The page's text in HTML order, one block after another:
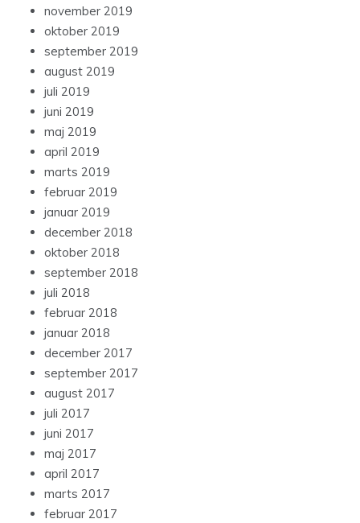
november 2019
oktober 2019
september 2019
august 2019
juli 2019
juni 2019
maj 2019
april 2019
marts 2019
februar 2019
januar 2019
december 2018
oktober 2018
september 2018
juli 2018
februar 2018
januar 2018
december 2017
september 2017
august 2017
juli 2017
juni 2017
maj 2017
april 2017
marts 2017
februar 2017